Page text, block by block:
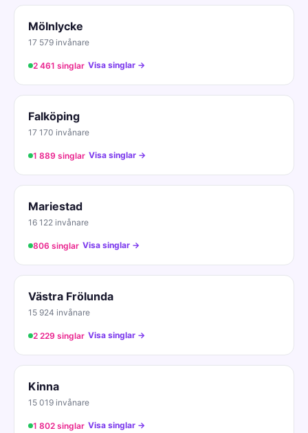
Mölnlycke
17 579 invånare
2 461 singlar Visa singlar →
Falköping
17 170 invånare
1 889 singlar Visa singlar →
Mariestad
16 122 invånare
806 singlar Visa singlar →
Västra Frölunda
15 924 invånare
2 229 singlar Visa singlar →
Kinna
15 019 invånare
1 802 singlar Visa singlar →